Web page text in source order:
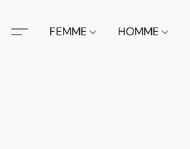
FEMME HOMME